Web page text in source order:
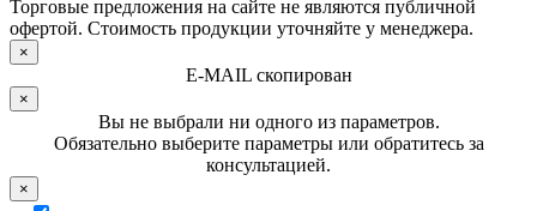
Торговые предложения на сайте не являются публичной
офертой. Стоимость продукции уточняйте у менеджера.
×
E-MAIL скопирован
×
Вы не выбрали ни одного из параметров.
Обязательно выберите параметры или обратитесь за
консультацией.
×